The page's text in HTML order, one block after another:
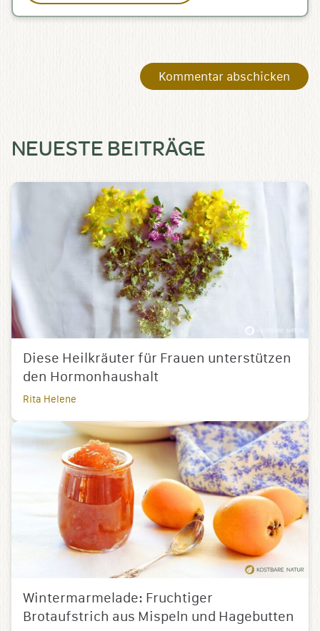
NEUESTE BEITRÄGE
Diese Heilkräuter für Frauen unterstützen
den Hormonhaushalt
Rita Helene
Wintermarmelade: Fruchtiger
Brotaufstrich aus Mispeln und Hagebutten